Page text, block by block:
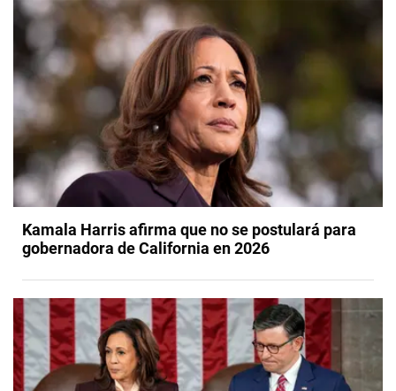
Kamala Harris afirma que no se postulará para
gobernadora de California en 2026